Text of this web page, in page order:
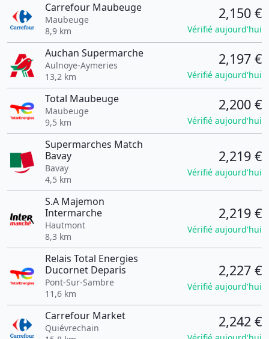
Carrefour Maubeuge
Maubeuge
8,9 km
2,150 €
Vérifié aujourd'hui
Auchan Supermarche
Aulnoye-Aymeries
13,2 km
2,197 €
Vérifié aujourd'hui
Total Maubeuge
Maubeuge
9,5 km
2,200 €
Vérifié aujourd'hui
Supermarches Match
Bavay
Bavay
4,5 km
2,219 €
Vérifié aujourd'hui
S.A Majemon
Intermarche
Hautmont
8,3 km
2,219 €
Vérifié aujourd'hui
Relais Total Energies
Ducornet Deparis
Pont-Sur-Sambre
11,6 km
2,227 €
Vérifié aujourd'hui
Carrefour Market
Quiévrechain
2,242 €